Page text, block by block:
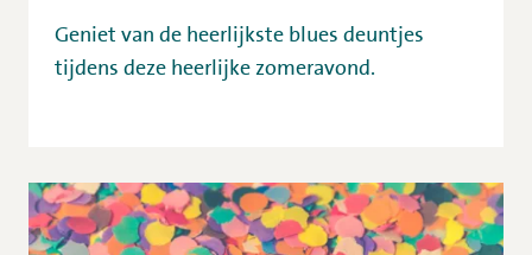
Geniet van de heerlijkste blues deuntjes
tijdens deze heerlijke zomeravond.